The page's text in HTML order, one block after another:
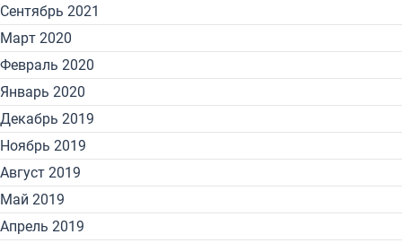
Сентябрь 2021
Март 2020
Февраль 2020
Январь 2020
Декабрь 2019
Ноябрь 2019
Август 2019
Май 2019
Апрель 2019